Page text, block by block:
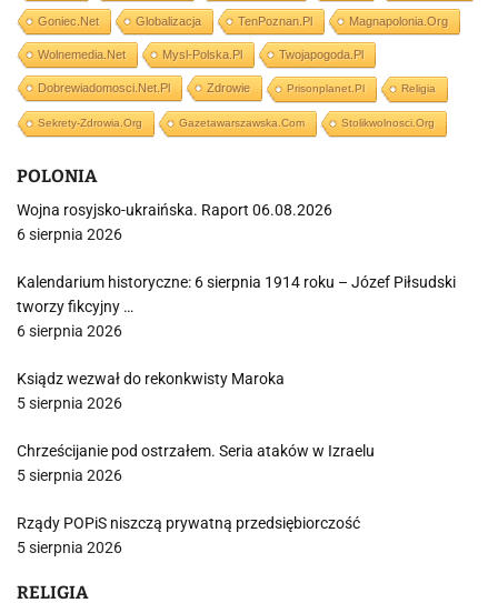
Goniec.net Globalizacja TenPoznan.pl Magnapolonia.org
Wolnemedia.net Mysl-Polska.pl Twojapogoda.pl
Dobrewiadomosci.net.pl Zdrowie Prisonplanet.pl Religia
Sekrety-Zdrowia.org Gazetawarszawska.com Stolikwolnosci.org
POLONIA
Wojna rosyjsko-ukraińska. Raport 06.08.2026
6 sierpnia 2026
Kalendarium historyczne: 6 sierpnia 1914 roku – Józef Piłsudski
tworzy fikcyjny …
6 sierpnia 2026
Ksiądz wezwał do rekonkwisty Maroka
5 sierpnia 2026
Chrześcijanie pod ostrzałem. Seria ataków w Izraelu
5 sierpnia 2026
Rządy POPiS niszczą prywatną przedsiębiorczość
5 sierpnia 2026
RELIGIA